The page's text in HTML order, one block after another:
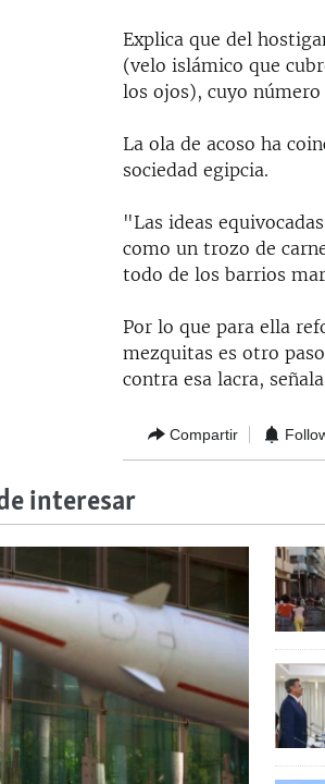
Explica que del
(velo islámico que
los ojos), cuyo
La ola de acoso ha
sociedad egipcia.
"Las ideas
como un trozo de
todo de los barrios
Por lo que para ella
mezquitas es otro
contra esa lacra, señala
Compartir
interesar